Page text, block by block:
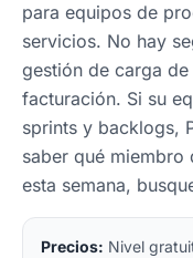
para equipos de
servicios. No hay
gestión de carga
facturación. Si su
sprints y backlogs,
saber qué miembro
esta semana,
Precios: Nivel